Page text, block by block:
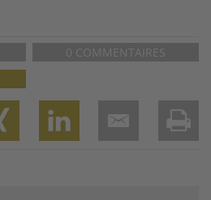
0 COMMENTAIRES